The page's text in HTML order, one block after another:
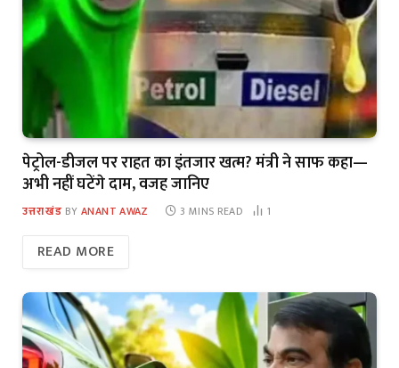
पेट्रोल-डीजल पर राहत का इंतजार खत्म? मंत्री ने साफ कहा—
अभी नहीं घटेंगे दाम, वजह जानिए
उत्तराखंड BY ANANT AWAZ 3 MINS READ 1
READ MORE